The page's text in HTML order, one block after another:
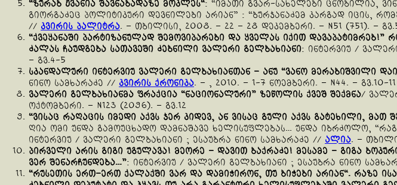
“ზურაბ ჟვანია შავნაბადაზე მოკლეს“: “იმათი გვარ-სახელები ცნობილია,
გიორგაძეც პოლიტიკური დევნილები არიან” : “ბურჯანაძემ კარგად იცის,
// კვირის პალიტრა. – თბილისი, 2008. – 22 – 28 დეკემბერი. – N51 (751). –
“ქვეყანაში პარტიზანულად შემოვიპარები და ყველას იქით დავაპატიმრებ!”
ძალას ჩაუდგება სათავეში ძებნილი ვალერი გელბახიანი: ინტერვიუ /
– გვ.4-5
სკანდალური ინტერვიუ ვალერი გელბახიანთან– ანუ “ვანო მერაბიშვილი
ნინო სამხარაძე // კვირის ქრონიკა. – , 2010. – 1-7 ნოემბერი. – N44. – გვ.10-11
ვალერი გელბახიანმა ფრაქცია “ნაციონალური” ზეწოლის ქვეშ შექმნა/
ოქტომბერი. – N123 (2096). – გვ.12
“ვისაც რაღაცის იმედი აქვს ჯერ კიდევ, ან ვისაც გული აქვს გატეხილი, მათ
ღია ომი უნდა გამოუცხადო დამნაშავე ხელისუფლებას… უნდა იბრძოლო,
ინტერვიუ / ვალერი გელბახიანი ; ესაუბრა ნინო სამხარაძე // ალია. –
პირველი არის გიგი უგულავა! მეორე – დავით ბაქრაძე! მესამე – გიგა
ვერ შენარჩუნდება…”: ინტერვიუ / ვალერი გელბახიანი ; ესაუბრა ნინო
“რუსეთის ერთ–ერთ ქალაქში ვარ და დამიჭირონ, თუ ბიჭები არიან“. რაზე